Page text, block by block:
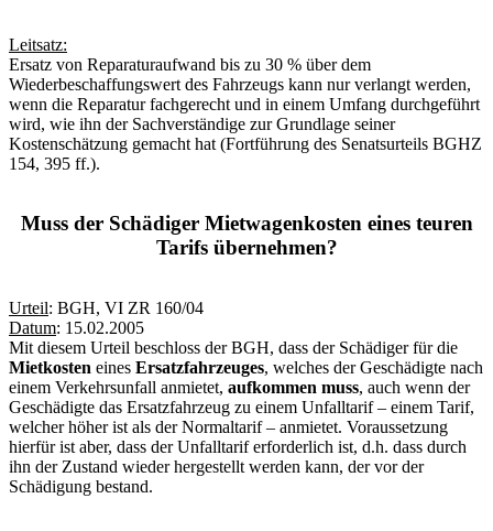
Leitsatz:
Ersatz von Reparaturaufwand bis zu 30 % über dem
Wiederbeschaffungswert des Fahrzeugs kann nur verlangt werden,
wenn die Reparatur fachgerecht und in einem Umfang durchgeführt
wird, wie ihn der Sachverständige zur Grundlage seiner
Kostenschätzung gemacht hat (Fortführung des Senatsurteils BGHZ
154, 395 ff.).
Muss der Schädiger Mietwagenkosten eines teuren
Tarifs übernehmen?
Urteil: BGH, VI ZR 160/04
Datum: 15.02.2005
Mit diesem Urteil beschloss der BGH, dass der Schädiger für die
Mietkosten eines Ersatzfahrzeuges, welches der Geschädigte nach
einem Verkehrsunfall anmietet, aufkommen muss, auch wenn der
Geschädigte das Ersatzfahrzeug zu einem Unfalltarif – einem Tarif,
welcher höher ist als der Normaltarif – anmietet. Voraussetzung
hierfür ist aber, dass der Unfalltarif erforderlich ist, d.h. dass durch
ihn der Zustand wieder hergestellt werden kann, der vor der
Schädigung bestand.